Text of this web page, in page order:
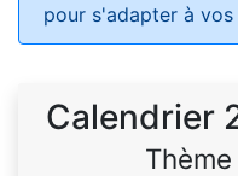
pour s'adapter à
Calendrier